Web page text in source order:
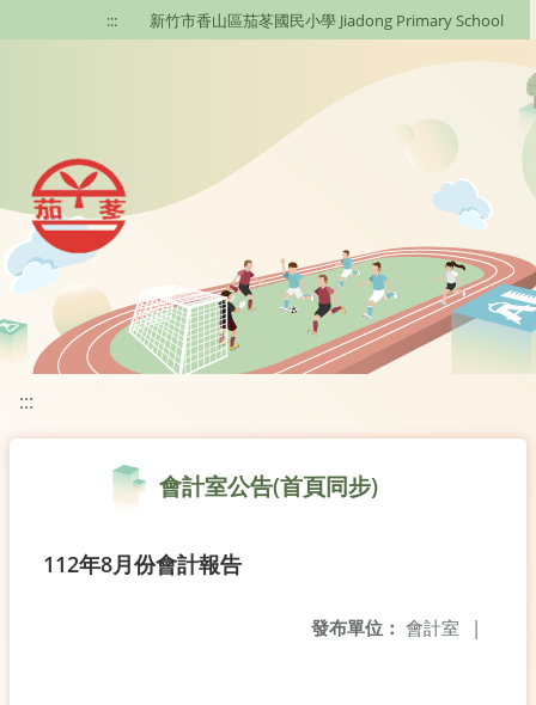
移至網頁之主要內容區位置
::: 新竹市香山區茄苳國民小學 Jiadong Primary School
:::
會計室公告(首頁同步)
112年8月份會計報告
發布單位： 會計室 |